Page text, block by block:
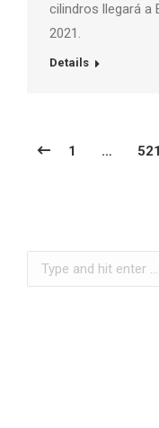
cilindros llegará a
2021.
Details
1 … 521
Search: